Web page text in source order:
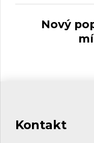
Nový
Kontakt